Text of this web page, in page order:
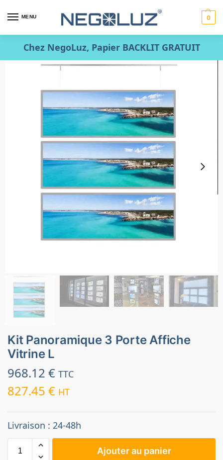
MENU 0
Chez NegoLuz, Papier BACKLIT GRATUIT
Kit Panoramique 3 Porte Affiche
Vitrine L
968.12 € TTC
827.45 € HT
Livraison : 24-48h
Ajouter au panier